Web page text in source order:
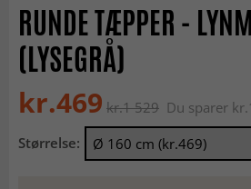
RUNDE TÆPPER -
(LYSEGRÅ)
kr.469 kr.1 529 Du sparer
Størrelse: